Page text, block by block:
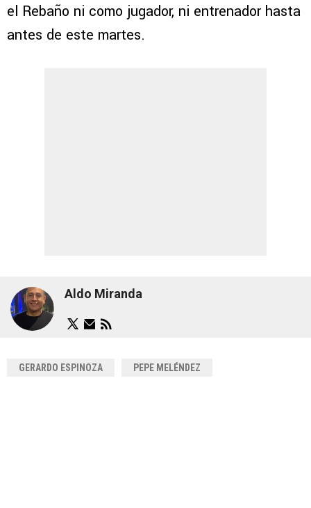
el Rebaño ni como jugador, ni entrenador hasta
antes de este martes.
Aldo Miranda
GERARDO ESPINOZA PEPE MELÉNDEZ